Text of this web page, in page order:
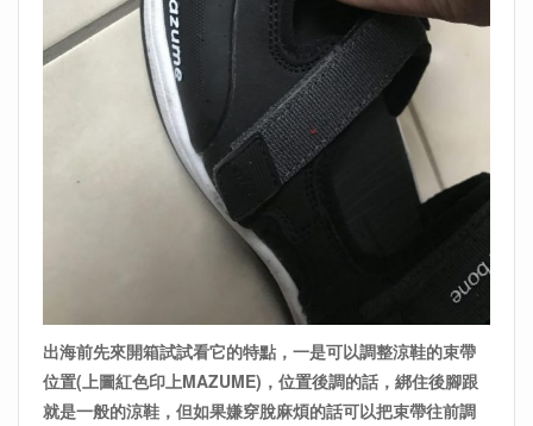
出海前先來開箱試試看它的特點，一是可以調整涼鞋的束帶
位置(上圖紅色印上MAZUME)，位置後調的話，綁住後腳跟
就是一般的涼鞋，但如果嫌穿脫麻煩的話可以把束帶往前調